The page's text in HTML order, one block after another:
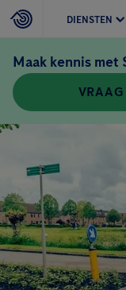
DIENSTEN
Maak kennis met